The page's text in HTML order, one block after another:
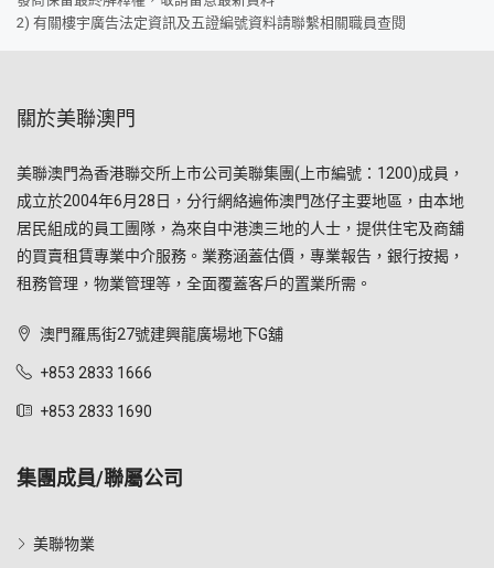
2) 有關樓宇廣告法定資訊及五證編號資料請聯繫相關職員查閱
關於美聯澳門
美聯澳門為香港聯交所上市公司美聯集團(上市編號：1200)成員，
成立於2004年6月28日，分行網絡遍佈澳門氹仔主要地區，由本地
居民組成的員工團隊，為來自中港澳三地的人士，提供住宅及商舖
的買賣租賃專業中介服務。業務涵蓋估價，專業報告，銀行按揭，
租務管理，物業管理等，全面覆蓋客戶的置業所需。
澳門羅馬街27號建興龍廣場地下G舖
+853 2833 1666
+853 2833 1690
集團成員/聯屬公司
美聯物業